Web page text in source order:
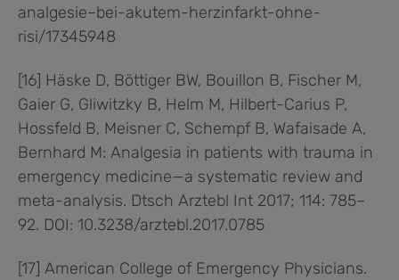
analgesie–bei-akutem-herzinfarkt-ohne-
risi/17345948
[16] Häske D, Böttiger BW, Bouillon B, Fischer M,
Gaier G, Gliwitzky B, Helm M, Hilbert-Carius P,
Hossfeld B, Meisner C, Schempf B, Wafaisade A,
Bernhard M: Analgesia in patients with trauma in
emergency medicine—a systematic review and
meta-analysis. Dtsch Arztebl Int 2017; 114: 785–
92. DOI: 10.3238/arztebl.2017.0785
[17] American College of Emergency Physicians.